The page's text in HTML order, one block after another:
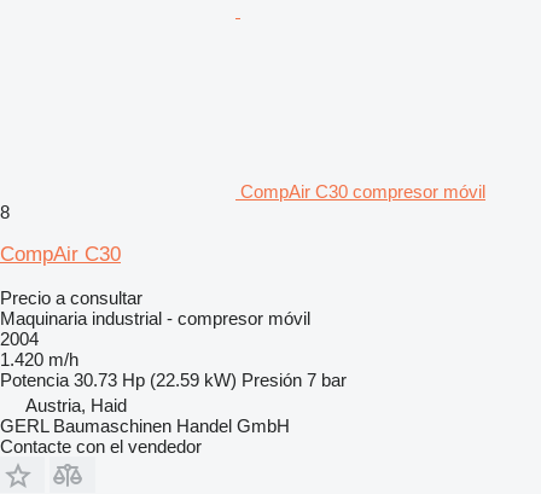
CompAir C30 compresor móvil
8
CompAir C30
Precio a consultar
Maquinaria industrial - compresor móvil
2004
1.420 m/h
Potencia 30.73 Hp (22.59 kW) Presión 7 bar
Austria, Haid
GERL Baumaschinen Handel GmbH
Contacte con el vendedor